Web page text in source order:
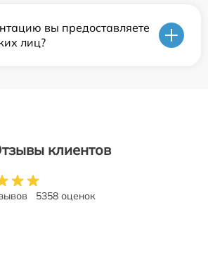
вы предоставляете
лиц?
клиентов
5358 оценок